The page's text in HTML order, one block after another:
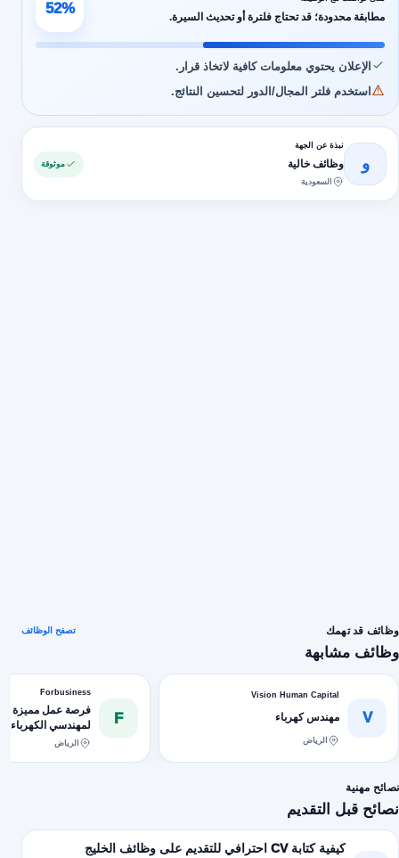
مطابقة محدودة؛ قد تحتاج فلترة أو تحديث السيرة. 52%
الإعلان يحتوي معلومات كافية لاتخاذ قرار.
استخدم فلتر المجال/الدور لتحسين النتائج.
و
نبذة عن الجهة
وظائف خالية
السعودية
موثوقة
وظائف قد تهمك
وظائف مشابهة
تصفح الوظائف
V
Vision Human Capital
مهندس كهرباء
الرياض
F
Forbusiness
فرصة عمل مميزة
لمهندسي الكهرباء
الرياض
نصائح مهنية
نصائح قبل التقديم
كيفية كتابة CV احترافي للتقديم على وظائف الخليج